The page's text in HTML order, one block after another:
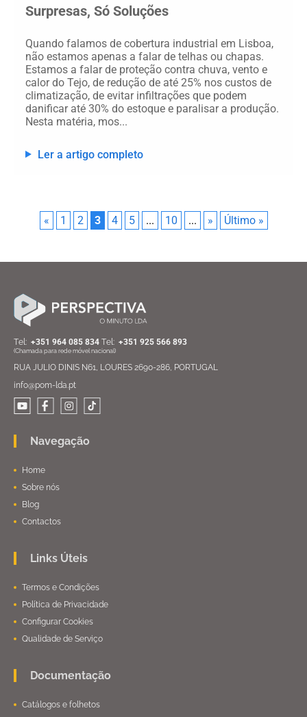
Surpresas, Só Soluções
Quando falamos de cobertura industrial em Lisboa,
não estamos apenas a falar de telhas ou chapas.
Estamos a falar de proteção contra chuva, vento e
calor do Tejo, de redução de até 25% nos custos de
climatização, de evitar infiltrações que podem
danificar até 30% do estoque e paralisar a produção.
Nesta matéria, mos...
Ler a artigo completo
« 1 2 3 4 5 ... 10 ... » Último »
Тel: +351 964 085 834 Тel: +351 925 566 893
(Chamada para rede móvel nacional)
RUA JULIO DINIS N61, LOURES 2690-286, PORTUGAL
info@pom-lda.pt
Navegação
Home
Sobre nós
Blog
Contactos
Links Úteis
Termos e Condições
Política de Privacidade
Configurar Cookies
Qualidade de Serviço
Documentação
Catálogos e folhetos